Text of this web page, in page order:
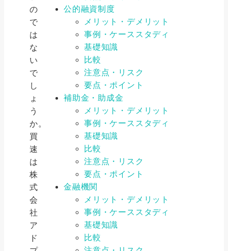
の
で
は
な
い
で
し
ょ
う
か。
買
速
は
株
式
会
社
ア
ド
公的融資制度
メリット・デメリット
事例・ケーススタディ
基礎知識
比較
注意点・リスク
要点・ポイント
補助金・助成金
メリット・デメリット
事例・ケーススタディ
基礎知識
比較
注意点・リスク
要点・ポイント
金融機関
メリット・デメリット
事例・ケーススタディ
基礎知識
比較